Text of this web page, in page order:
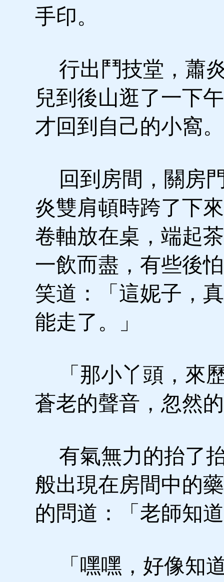
手印。
行出鬥技堂，蕭
兒到後山逛了一下
才回到自己的小窩。
回到房間，關房
炎雙肩頓時跨了下
卷軸放在桌，端起
一飲而盡，有些後
笑道：「這妮子，
能走了。」
「那小丫頭，來
蒼老的聲音，忽然
有氣無力的抬了
般出現在房間中的
的問道：「老師知
「嘿嘿，好像知